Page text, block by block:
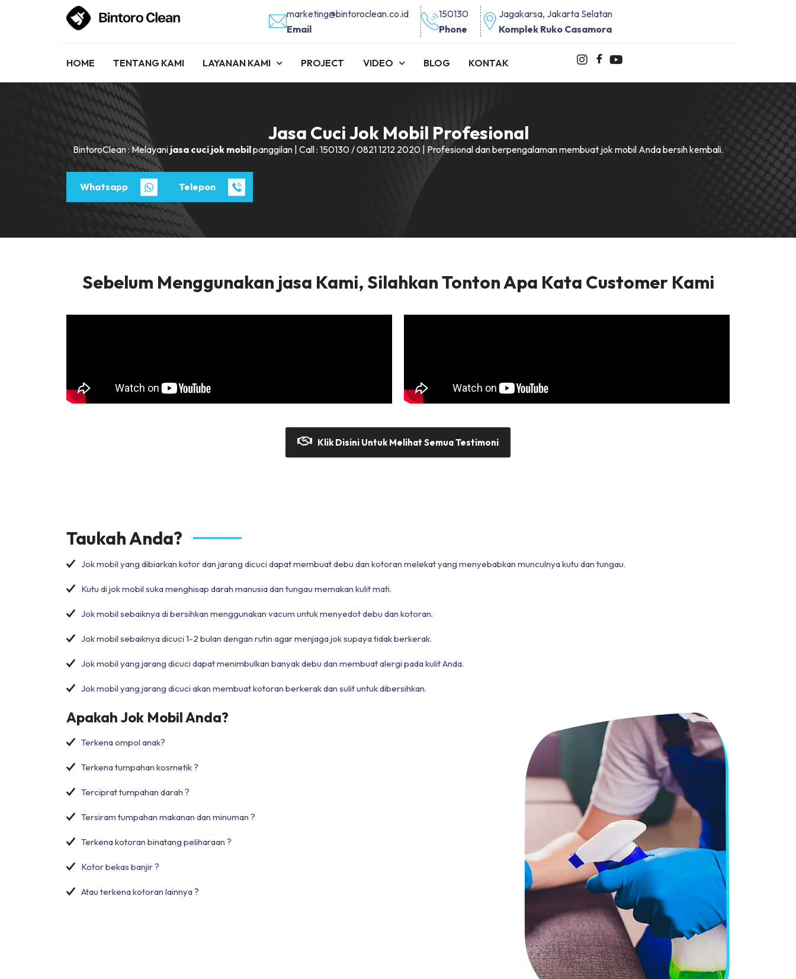
marketing@bintoroclean.co.id
Email
150130
Phone
Jagakarsa, Jakarta Selatan
Komplek Ruko Casamora
HOME TENTANG KAMI LAYANAN KAMI PROJECT VIDEO BLOG KONTAK
Jasa Cuci Jok Mobil Profesional
BintoroClean : Melayani jasa cuci jok mobilpanggilan | Call : 150130 / 0821 1212 2020 | Profesional dan berpengalaman membuat jok mobil Anda bersih kembali.
Whatsapp Telepon
Sebelum Menggunakan jasa Kami, Silahkan Tonton Apa Kata Customer Kami
Klik Disini Untuk Melihat Semua Testimoni
Taukah Anda?
Jok mobil yang dibiarkan kotor dan jarang dicuci dapat membuat debu dan kotoran melekat yang menyebabkan munculnya kutu dan tungau.
Kutu di jok mobil suka menghisap darah manusia dan tungau memakan kulit mati.
Jok mobil sebaiknya di bersihkan menggunakan vacum untuk menyedot debu dan kotoran.
Jok mobil sebaiknya dicuci 1-2 bulan dengan rutin agar menjaga jok supaya tidak berkerak.
Jok mobil yang jarang dicuci dapat menimbulkan banyak debu dan membuat alergi pada kulit Anda.
Jok mobil yang jarang dicuci akan membuat kotoran berkerak dan sulit untuk dibersihkan.
Apakah Jok Mobil Anda?
Terkena ompol anak?
Terkena tumpahan kosmetik ?
Terciprat tumpahan darah ?
Tersiram tumpahan makanan dan minuman ?
Terkena kotoran binatang peliharaan ?
Kotor bekas banjir ?
Atau terkena kotoran lainnya ?